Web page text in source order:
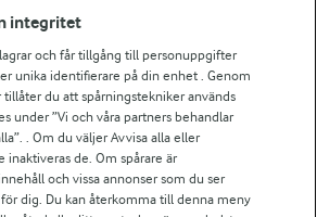
integritet
och får tillgång till personuppgifter
unika identifierare på din enhet . Genom
tillåter du att spårningstekniker används
under ”Vi och våra partners behandlar
. Om du väljer Avvisa alla eller
inaktiveras de. Om spårare är
och vissa annonser som du ser
dig. Du kan återkomma till denna meny